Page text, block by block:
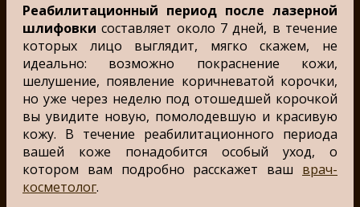
Реабилитационный период после лазерной
шлифовки составляет около 7 дней, в течение
которых лицо выглядит, мягко скажем, не
идеально: возможно покраснение кожи,
шелушение, появление коричневатой корочки,
но уже через неделю под отошедшей корочкой
вы увидите новую, помолодевшую и красивую
кожу. В течение реабилитационного периода
вашей коже понадобится особый уход, о
котором вам подробно расскажет ваш врач-
косметолог.